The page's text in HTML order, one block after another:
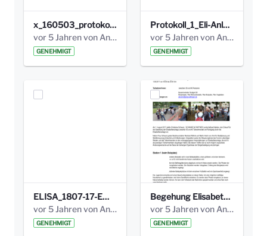
x_160503_protokoll_infoabend.pdf
vor 5 Jahren von Anni Schlumberger
GENEHMIGT
Protokoll_1_Eli-Anlage_final.pdf
vor 5 Jahren von Anni Schlumberger
GENEHMIGT
ELISA_1807-17-EW_BEZIRK-kl_compressed.pdf
vor 5 Jahren von Anni Schlumberger
GENEHMIGT
Begehung Elisabethenanlage 1.8.17_Protokoll .pdf
vor 5 Jahren von Anni Schlumberger
GENEHMIGT